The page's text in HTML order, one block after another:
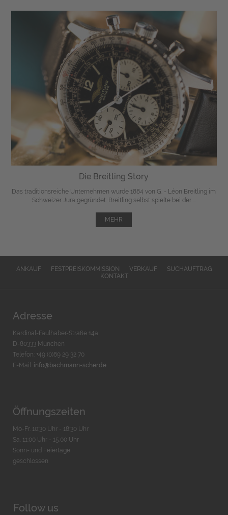
Die Breitling Story
Das traditionsreiche Unternehmen wurde 1884 von G. - Léon Breitling im
Schweizer Jura gegründet. Breitling selbst spielte bei der ...
MEHR
ANKAUF FESTPREISKOMMISSION VERKAUF
SUCHAUFTRAG
KONTAKT
Adresse
Kardinal-Faulhaber-Straße 14a
D-80333 München
Telefon: +49 (0)89 29 32 70
E-Mail: info@bachmann-scher.de
Öffnungszeiten
Mo-Fr. 10:30 Uhr - 18:30 Uhr
Sa. 11:00 Uhr - 15.00 Uhr
Sonn- und Feiertage
geschlossen
Follow us